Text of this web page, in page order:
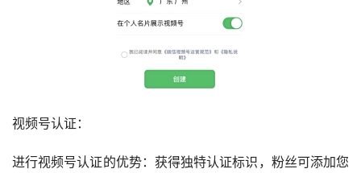
视频号认证：
进行视频号认证的优势：获得独特认证标识，粉丝可添加您